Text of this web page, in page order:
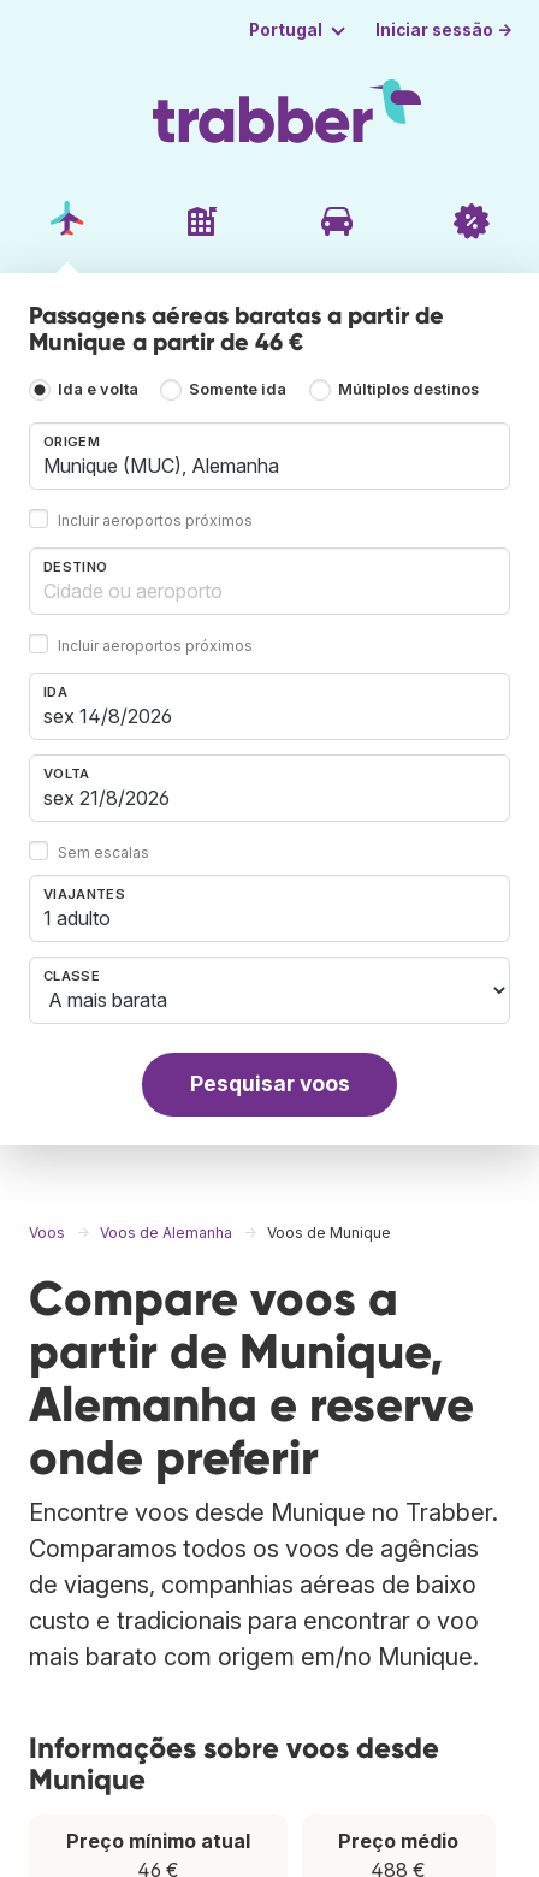
Portugal Iniciar sessão →
Passagens aéreas baratas a partir de
Munique a partir de 46 €
Ida e volta Somente ida Múltiplos destinos
ORIGEM
Incluir aeroportos próximos
DESTINO
Incluir aeroportos próximos
IDA
VOLTA
Sem escalas
VIAJANTES
1 adulto
CLASSE
Pesquisar voos
Voos Voos de Alemanha Voos de Munique
Compare voos a
partir de Munique,
Alemanha e reserve
onde preferir
Encontre voos desde Munique no Trabber.
Comparamos todos os voos de agências
de viagens, companhias aéreas de baixo
custo e tradicionais para encontrar o voo
mais barato com origem em/no Munique.
Informações sobre voos desde
Munique
Preço mínimo atual
46 €
Preço médio
488 €